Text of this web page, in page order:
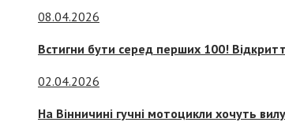
08.04.2026
Встигни бути серед перших 100!
02.04.2026
На Вінничині гучні мотоцикли хочуть